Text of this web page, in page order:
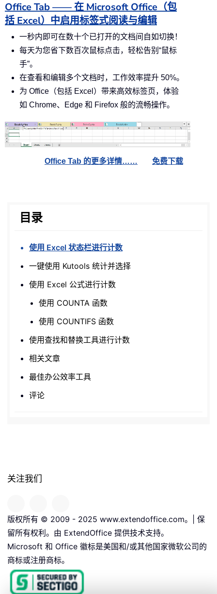
Office Tab —— 在 Microsoft Office（包
括 Excel）中启用标签式阅读与编辑
一秒内即可在数十个已打开的文档间自如切换！
每天为您省下数百次鼠标点击，轻松告别“鼠标
手”。
在查看和编辑多个文档时，工作效率提升 50%。
为 Office（包括 Excel）带来高效标签页，体验
如 Chrome、Edge 和 Firefox 般的流畅操作。
Office Tab 的更多详情…… 免费下载
目录
使用 Excel 状态栏进行计数
一键使用 Kutools 统计并选择
使用 Excel 公式进行计数
使用 COUNTA 函数
使用 COUNTIFS 函数
使用查找和替换工具进行计数
相关文章
最佳办公效率工具
评论
关注我们
版权所有 © 2009 - 2025 www.extendoffice.com。| 保
留所有权利。由 ExtendOffice 提供技术支持。
Microsoft 和 Office 徽标是美国和/或其他国家微软公司的
商标或注册商标。